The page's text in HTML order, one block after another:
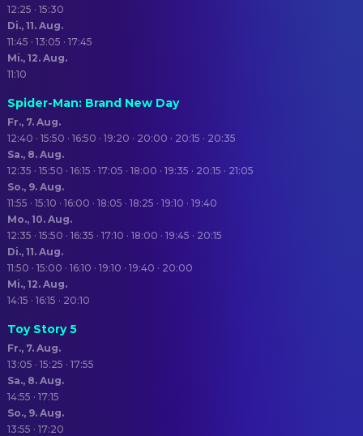
12:25 · 15:30
Di., 11. Aug.
11:45 · 13:05 · 17:45
Mi., 12. Aug.
11:10
Spider-Man: Brand New Day
Fr., 7. Aug.
12:40 · 15:50 · 16:50 · 19:20 · 20:00 · 20:15 · 20:35
Sa., 8. Aug.
12:35 · 15:50 · 16:15 · 17:05 · 18:00 · 19:35 · 20:15 · 21:05
So., 9. Aug.
11:55 · 15:10 · 16:00 · 18:05 · 18:25 · 19:10 · 19:40
Mo., 10. Aug.
12:35 · 15:50 · 16:35 · 17:10 · 18:00 · 19:45 · 20:15
Di., 11. Aug.
11:50 · 15:00 · 16:10 · 19:10 · 19:40 · 20:00
Mi., 12. Aug.
14:15 · 16:15 · 20:10
Toy Story 5
Fr., 7. Aug.
13:05 · 15:25 · 17:55
Sa., 8. Aug.
14:55 · 17:15
So., 9. Aug.
13:55 · 17:20